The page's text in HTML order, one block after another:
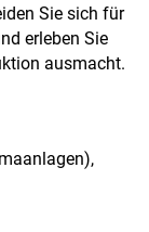
Sie sich für
erleben Sie
ausmacht.